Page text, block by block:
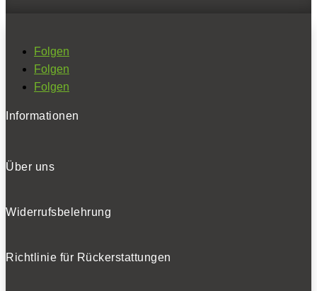
Folgen
Folgen
Folgen
Informationen
Über uns
Widerrufsbelehrung
Richtlinie für Rückerstattungen